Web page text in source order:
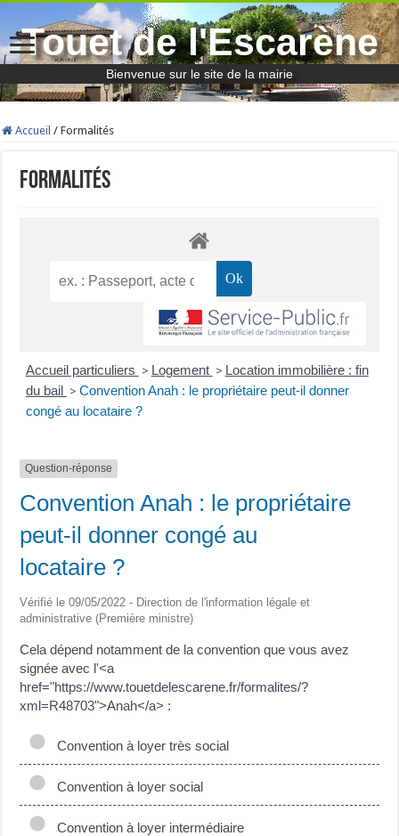
Touet de l'Escarène
Bienvenue sur le site de la mairie
Accueil / Formalités
Formalités
Accueil particuliers > Logement > Location immobilière : fin
du bail > Convention Anah : le propriétaire peut-il donner
congé au locataire ?
Question-réponse
Convention Anah : le propriétaire
peut-il donner congé au
locataire ?
Vérifié le 09/05/2022 - Direction de l'information légale et
administrative (Première ministre)
Cela dépend notamment de la convention que vous avez
signée avec l'<a
href="https://www.touetdelescarene.fr/formalites/?
xml=R48703">Anah</a> :
Convention à loyer très social
Convention à loyer social
Convention à loyer intermédiaire